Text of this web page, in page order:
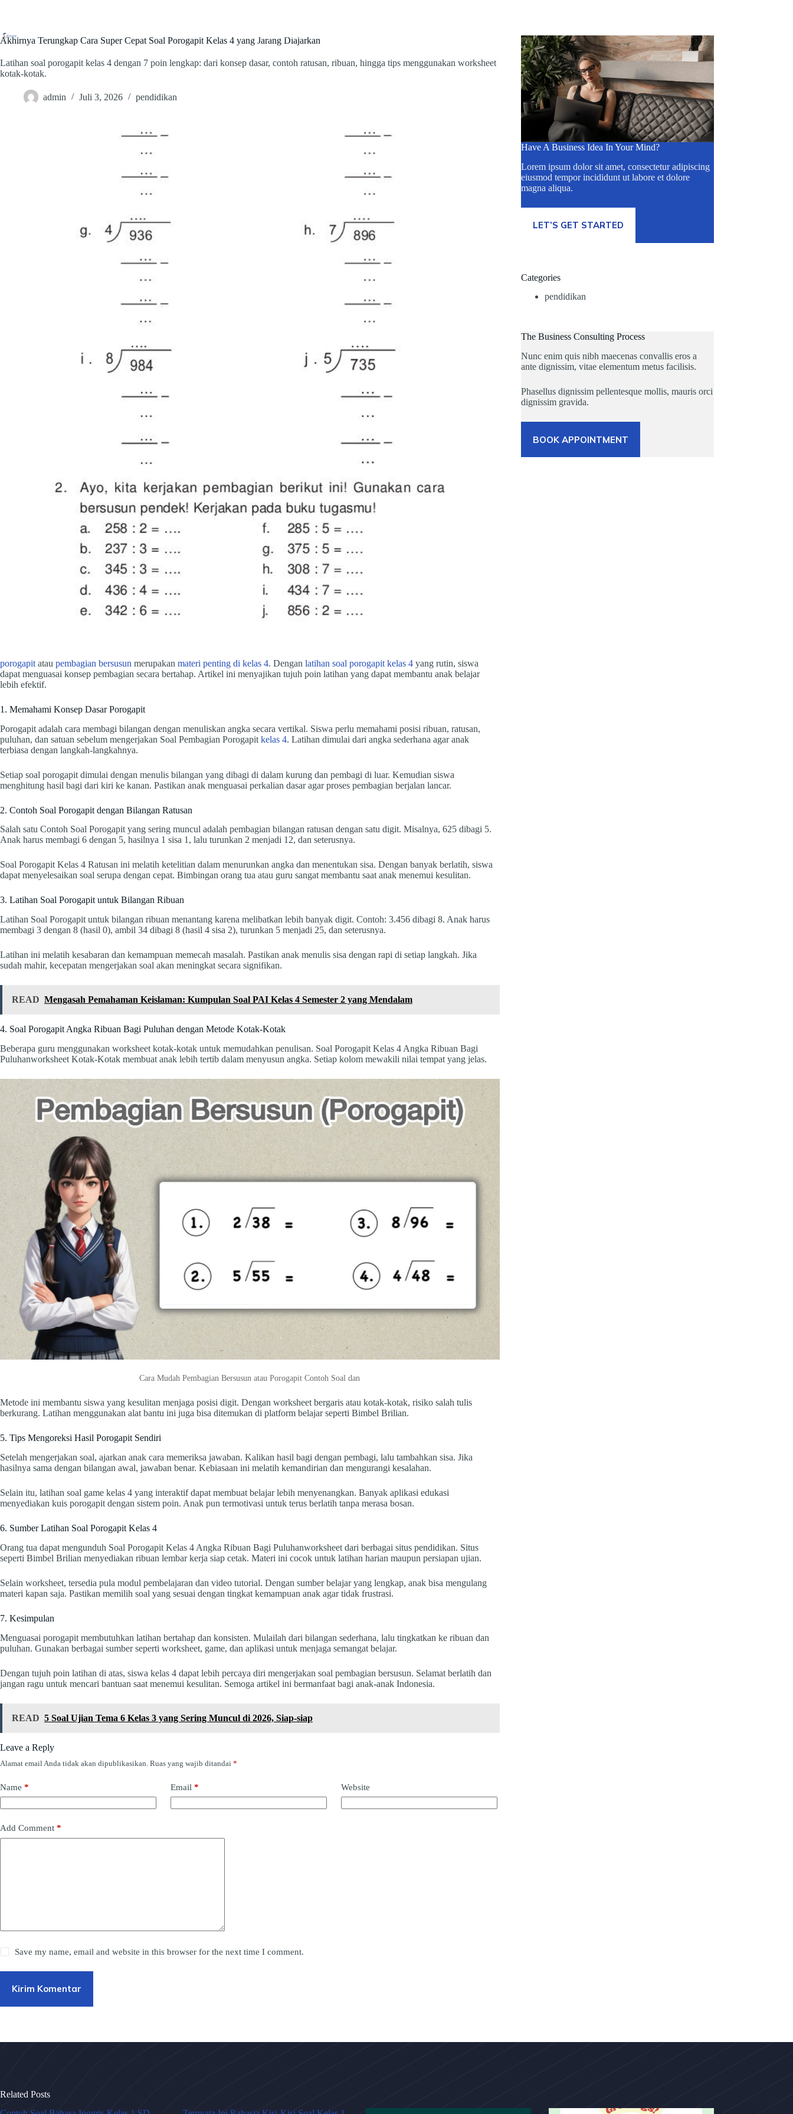
Akpgakp.ac.id
Akhirnya Terungkap Cara Super Cepat Soal Porogapit Kelas 4 yang Jarang Diajarkan
Latihan soal porogapit kelas 4 dengan 7 poin lengkap: dari konsep dasar, contoh ratusan, ribuan, hingga tips menggunakan worksheet
kotak-kotak.
admin Juli 3, 2026 pendidikan
porogapit atau pembagian bersusun merupakan materi penting di kelas 4. Dengan latihan soal porogapit kelas 4 yang rutin, siswa
dapat menguasai konsep pembagian secara bertahap. Artikel ini menyajikan tujuh poin latihan yang dapat membantu anak belajar
lebih efektif.
1. Memahami Konsep Dasar Porogapit
Porogapit adalah cara membagi bilangan dengan menuliskan angka secara vertikal. Siswa perlu memahami posisi ribuan, ratusan,
puluhan, dan satuan sebelum mengerjakan Soal Pembagian Porogapit kelas 4. Latihan dimulai dari angka sederhana agar anak
terbiasa dengan langkah-langkahnya.
Setiap soal porogapit dimulai dengan menulis bilangan yang dibagi di dalam kurung dan pembagi di luar. Kemudian siswa
menghitung hasil bagi dari kiri ke kanan. Pastikan anak menguasai perkalian dasar agar proses pembagian berjalan lancar.
2. Contoh Soal Porogapit dengan Bilangan Ratusan
Salah satu Contoh Soal Porogapit yang sering muncul adalah pembagian bilangan ratusan dengan satu digit. Misalnya, 625 dibagi 5.
Anak harus membagi 6 dengan 5, hasilnya 1 sisa 1, lalu turunkan 2 menjadi 12, dan seterusnya.
Soal Porogapit Kelas 4 Ratusan ini melatih ketelitian dalam menurunkan angka dan menentukan sisa. Dengan banyak berlatih, siswa
dapat menyelesaikan soal serupa dengan cepat. Bimbingan orang tua atau guru sangat membantu saat anak menemui kesulitan.
3. Latihan Soal Porogapit untuk Bilangan Ribuan
Latihan Soal Porogapit untuk bilangan ribuan menantang karena melibatkan lebih banyak digit. Contoh: 3.456 dibagi 8. Anak harus
membagi 3 dengan 8 (hasil 0), ambil 34 dibagi 8 (hasil 4 sisa 2), turunkan 5 menjadi 25, dan seterusnya.
Latihan ini melatih kesabaran dan kemampuan memecah masalah. Pastikan anak menulis sisa dengan rapi di setiap langkah. Jika
sudah mahir, kecepatan mengerjakan soal akan meningkat secara signifikan.
READ Mengasah Pemahaman Keislaman: Kumpulan Soal PAI Kelas 4 Semester 2 yang Mendalam
4. Soal Porogapit Angka Ribuan Bagi Puluhan dengan Metode Kotak-Kotak
Beberapa guru menggunakan worksheet kotak-kotak untuk memudahkan penulisan. Soal Porogapit Kelas 4 Angka Ribuan Bagi
Puluhanworksheet Kotak-Kotak membuat anak lebih tertib dalam menyusun angka. Setiap kolom mewakili nilai tempat yang jelas.
Cara Mudah Pembagian Bersusun atau Porogapit Contoh Soal dan
Metode ini membantu siswa yang kesulitan menjaga posisi digit. Dengan worksheet bergaris atau kotak-kotak, risiko salah tulis
berkurang. Latihan menggunakan alat bantu ini juga bisa ditemukan di platform belajar seperti Bimbel Brilian.
5. Tips Mengoreksi Hasil Porogapit Sendiri
Setelah mengerjakan soal, ajarkan anak cara memeriksa jawaban. Kalikan hasil bagi dengan pembagi, lalu tambahkan sisa. Jika
hasilnya sama dengan bilangan awal, jawaban benar. Kebiasaan ini melatih kemandirian dan mengurangi kesalahan.
Selain itu, latihan soal game kelas 4 yang interaktif dapat membuat belajar lebih menyenangkan. Banyak aplikasi edukasi
menyediakan kuis porogapit dengan sistem poin. Anak pun termotivasi untuk terus berlatih tanpa merasa bosan.
6. Sumber Latihan Soal Porogapit Kelas 4
Orang tua dapat mengunduh Soal Porogapit Kelas 4 Angka Ribuan Bagi Puluhanworksheet dari berbagai situs pendidikan. Situs
seperti Bimbel Brilian menyediakan ribuan lembar kerja siap cetak. Materi ini cocok untuk latihan harian maupun persiapan ujian.
Selain worksheet, tersedia pula modul pembelajaran dan video tutorial. Dengan sumber belajar yang lengkap, anak bisa mengulang
materi kapan saja. Pastikan memilih soal yang sesuai dengan tingkat kemampuan anak agar tidak frustrasi.
7. Kesimpulan
Menguasai porogapit membutuhkan latihan bertahap dan konsisten. Mulailah dari bilangan sederhana, lalu tingkatkan ke ribuan dan
puluhan. Gunakan berbagai sumber seperti worksheet, game, dan aplikasi untuk menjaga semangat belajar.
Dengan tujuh poin latihan di atas, siswa kelas 4 dapat lebih percaya diri mengerjakan soal pembagian bersusun. Selamat berlatih dan
jangan ragu untuk mencari bantuan saat menemui kesulitan. Semoga artikel ini bermanfaat bagi anak-anak Indonesia.
READ 5 Soal Ujian Tema 6 Kelas 3 yang Sering Muncul di 2026, Siap-siap
Leave a Reply
Alamat email Anda tidak akan dipublikasikan. Ruas yang wajib ditandai *
Name * Email * Website
Add Comment *
Save my name, email and website in this browser for the next time I comment.
Kirim Komentar
Have A Business Idea In Your Mind?
Lorem ipsum dolor sit amet, consectetur adipiscing
eiusmod tempor incididunt ut labore et dolore
magna aliqua.
LET’S GET STARTED
Categories
pendidikan
The Business Consulting Process
Nunc enim quis nibh maecenas convallis eros a
ante dignissim, vitae elementum metus facilisis.
Phasellus dignissim pellentesque mollis, mauris orci
dignissim gravida.
BOOK APPOINTMENT
Related Posts